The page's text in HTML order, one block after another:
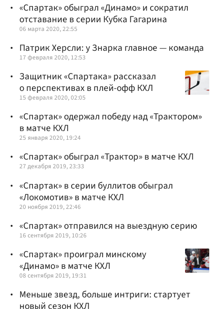
«Спартак» обыграл «Динамо» и сократил
отставание в серии Кубка Гагарина
06 марта 2020, 22:55
Патрик Херсли: у Знарка главное — команда
17 февраля 2020, 12:53
Защитник «Спартака» рассказал
о перспективах в плей-офф КХЛ
15 февраля 2020, 02:05
«Спартак» одержал победу над «Трактором»
в матче КХЛ
25 января 2020, 19:24
«Спартак» обыграл «Трактор» в матче КХЛ
27 декабря 2019, 23:33
«Спартак» в серии буллитов обыграл
«Локомотив» в матче КХЛ
20 ноября 2019, 22:46
«Спартак» отправился на выездную серию
16 сентября 2019, 10:26
«Спартак» проиграл минскому
«Динамо» в матче КХЛ
08 сентября 2019, 19:31
Меньше звезд, больше интриги: стартует
новый сезон КХЛ